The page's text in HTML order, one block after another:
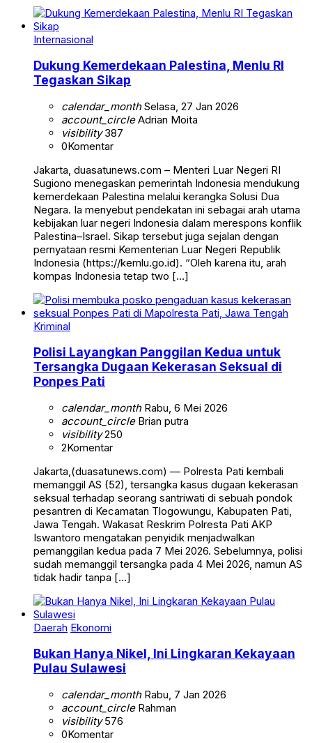
Internasional
Dukung Kemerdekaan Palestina, Menlu RI
Tegaskan Sikap
calendar_monthSelasa, 27 Jan 2026
account_circleAdrian Moita
visibility387
0Komentar
Jakarta, duasatunews.com – Menteri Luar Negeri RI
Sugiono menegaskan pemerintah Indonesia mendukung
kemerdekaan Palestina melalui kerangka Solusi Dua
Negara. Ia menyebut pendekatan ini sebagai arah utama
kebijakan luar negeri Indonesia dalam merespons konflik
Palestina–Israel. Sikap tersebut juga sejalan dengan
pernyataan resmi Kementerian Luar Negeri Republik
Indonesia (https://kemlu.go.id). “Oleh karena itu, arah
kompas Indonesia tetap two […]
Kriminal
Polisi Layangkan Panggilan Kedua untuk
Tersangka Dugaan Kekerasan Seksual di
Ponpes Pati
calendar_monthRabu, 6 Mei 2026
account_circleBrian putra
visibility250
2Komentar
Jakarta,(duasatunews.com) — Polresta Pati kembali
memanggil AS (52), tersangka kasus dugaan kekerasan
seksual terhadap seorang santriwati di sebuah pondok
pesantren di Kecamatan Tlogowungu, Kabupaten Pati,
Jawa Tengah. Wakasat Reskrim Polresta Pati AKP
Iswantoro mengatakan penyidik menjadwalkan
pemanggilan kedua pada 7 Mei 2026. Sebelumnya, polisi
sudah memanggil tersangka pada 4 Mei 2026, namun AS
tidak hadir tanpa […]
Daerah Ekonomi
Bukan Hanya Nikel, Ini Lingkaran Kekayaan
Pulau Sulawesi
calendar_monthRabu, 7 Jan 2026
account_circleRahman
visibility576
0Komentar